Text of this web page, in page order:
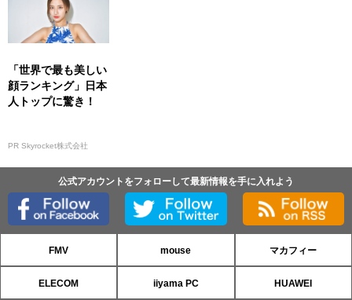
「世界で最も美しい
顔ランキング」日本
人トップに驚き！
PR Skyrocket株式会社
公式アカウントをフォローして最新情報を手に入れよう
FMV mouse マカフィー
ELECOM iiyama PC HUAWEI